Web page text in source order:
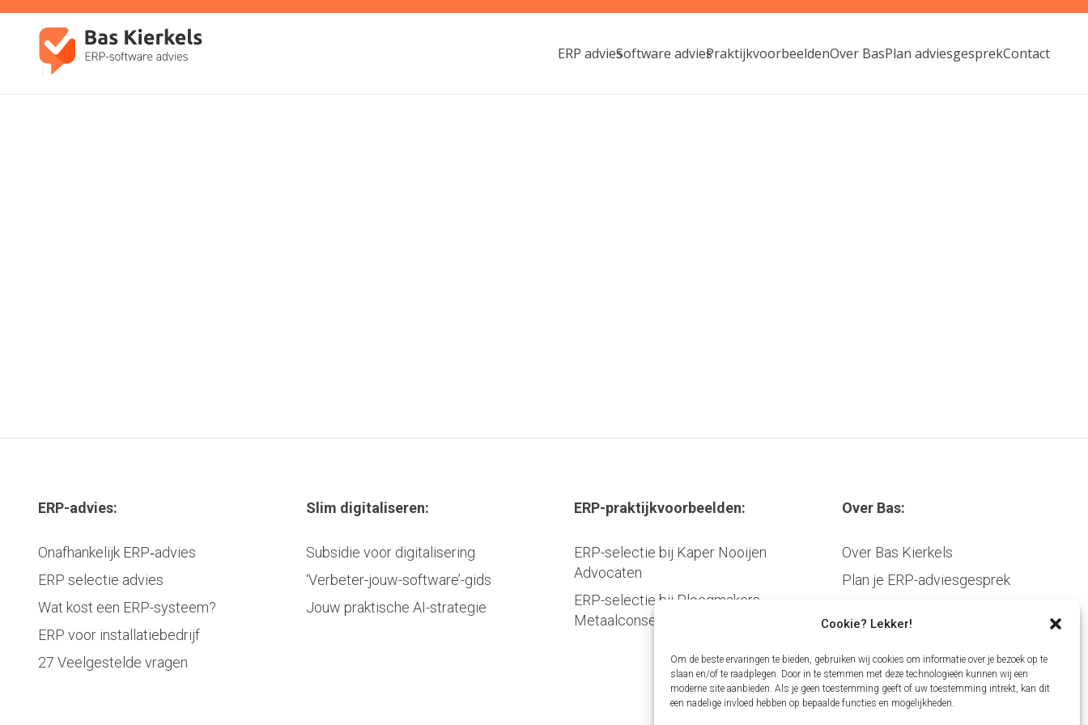
Cookie? Lekker!
Om de beste ervaringen te bieden, gebruiken wij cookies om informatie over je bezoek op te
slaan en/of te raadplegen. Door in te stemmen met deze technologieën kunnen wij een
moderne site aanbieden. Als je geen toestemming geeft of uw toestemming intrekt, kan dit
een nadelige invloed hebben op bepaalde functies en mogelijkheden.
ERP adviesSoftware adviesPraktijkvoorbeeldenOver BasPlan adviesgesprekContact
ERP-advies:
Onafhankelijk ERP‑advies
ERP selectie advies
Wat kost een ERP-systeem?
ERP voor installatiebedrijf
27 Veelgestelde vragen
Slim digitaliseren:
Subsidie voor digitalisering
‘Verbeter-jouw-software’-gids
Jouw praktische AI-strategie
ERP-praktijkvoorbeelden:
ERP-selectie bij Kaper Nooijen
Advocaten
ERP-selectie bij Ploegmakers
Metaalconservering B.V.
Over Bas:
Over Bas Kierkels
Plan je ERP-adviesgesprek